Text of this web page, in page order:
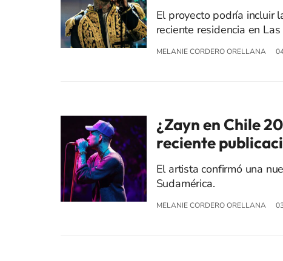
El proyecto podría incluir
reciente residencia en Las
MELANIE CORDERO ORELLANA
¿Zayn en Chile
reciente
El artista confirmó una
Sudamérica.
MELANIE CORDERO ORELLANA